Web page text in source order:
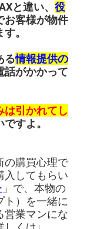
と違い、 役
お客様が物件
。
る情報提供の
話がかかって
は引かれてし
すよ。
の購買心理で
入してもらい
」で、本物の
ト）を一緒に
営業マンにな